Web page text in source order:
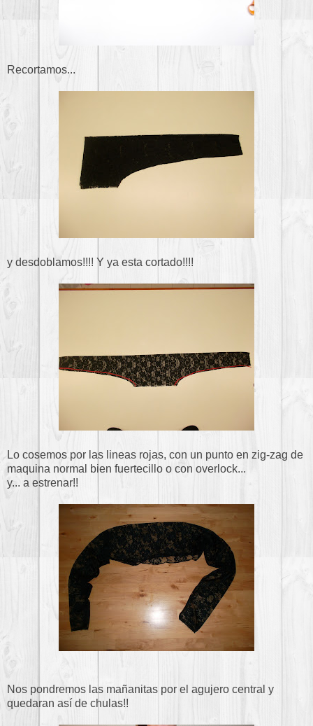
Recortamos...
y desdoblamos!!!! Y ya esta cortado!!!!
Lo cosemos por las lineas rojas, con un punto en zig-zag de
maquina normal bien fuertecillo o con overlock...
y... a estrenar!!
Nos pondremos las mañanitas por el agujero central y
quedaran así de chulas!!